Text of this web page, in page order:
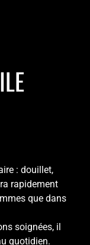
: douillet,
rapidement
que dans
soignées, il
quotidien.